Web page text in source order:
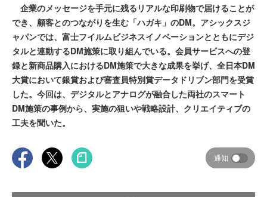
企業のメッセージを手元に残るリアルな印刷物で届けることが
でき、顧客とのつながりを生む「ハガキ」のDM。アシックスジ
ャパンでは、富士フイルムビジネスイノベーションとともにデジ
タルと連動するDM施策に取り組んでいる。会員サービスへの登
録と新商品購入におけるDM施策で大きな成果を挙げ、全日本DM
大賞において銀賞および審査員特別賞データドリブン部門を受賞
した。今回は、デジタルとアナログが融合した両社のスマート
DM施策の事例から、実施の狙いや戦略設計、クリエイティブの
工夫を聞いた。
通知